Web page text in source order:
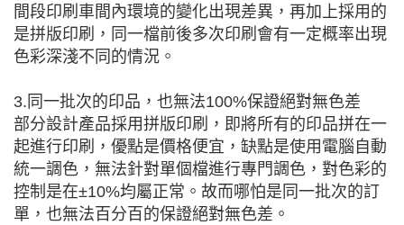
間段印刷車間內環境的變化出現差異，再加上採用的
是拼版印刷，同一檔前後多次印刷會有一定概率出現
色彩深淺不同的情況。
3.同一批次的印品，也無法100%保證絕對無色差
部分設計產品採用拼版印刷，即將所有的印品拼在一
起進行印刷，優點是價格便宜，缺點是使用電腦自動
統一調色，無法針對單個檔進行專門調色，對色彩的
控制是在±10%均屬正常。故而哪怕是同一批次的訂
單，也無法百分百的保證絕對無色差。